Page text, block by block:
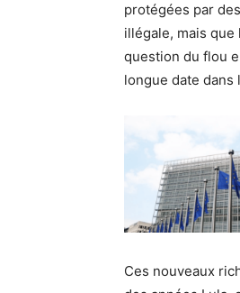
protégées par
illégale, mais
question du flou
longue date dans
Ces nouveaux